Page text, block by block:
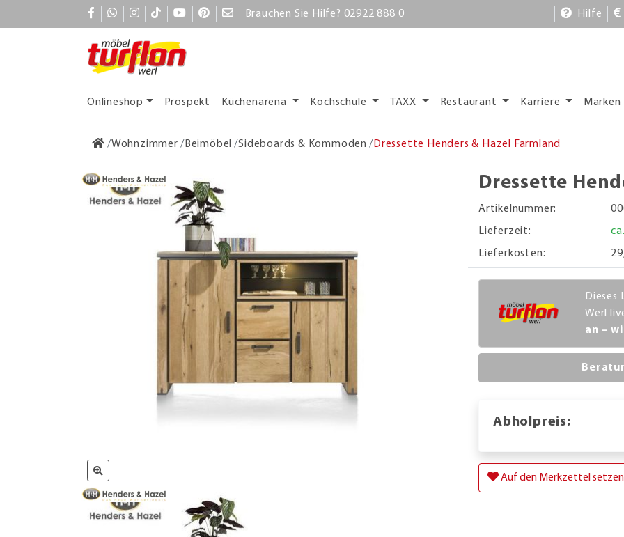
Brauchen Sie Hilfe? 02922 888 0 Hilfe
Onlineshop Prospekt Küchenarena Kochschule TAXX Restaurant Karriere Marken
Wohnzimmer Beimöbel Sideboards & Kommoden Dressette Henders & Hazel Farmland
Dressette
Artikelnummer:
Lieferzeit:
Lieferkosten:
Dieses
Werl
an –
Abholpreis:
Auf den Merkzettel setzen